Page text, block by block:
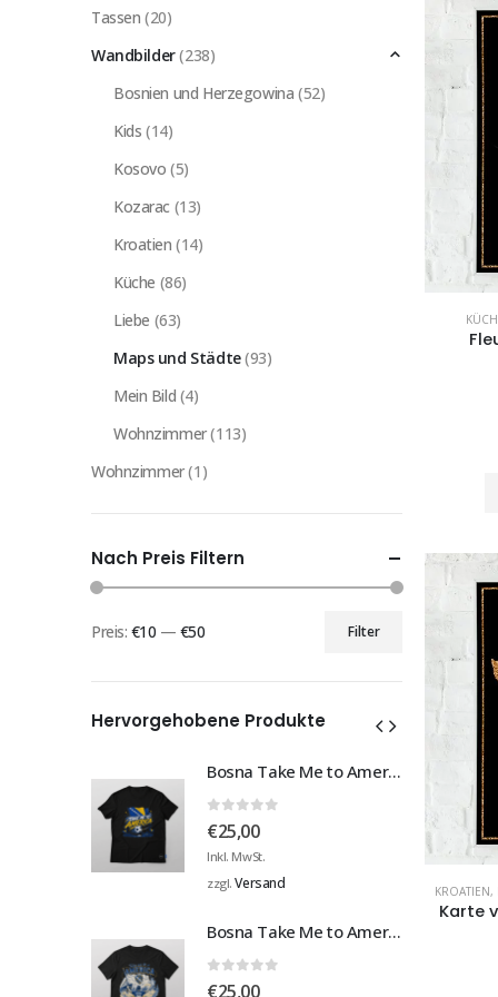
KROATIEN,
Karte
Tassen (20)
Wandbilder(238)
Bosnien und Herzegowina (52)
Kids (14)
Kosovo (5)
Kozarac (13)
Kroatien (14)
Küche (86)
Liebe (63)
Maps und Städte(93)
Mein Bild (4)
Wohnzimmer(113)
Wohnzimmer(1)
Nach Preis Filtern
Preis
Preis
Filter
Preis: €10 — €50
Hervorgehobene Produkte
Bosna Take Me to America Navijačka Majica 3
0von 5
€25,00
Inkl. MwSt.
zzgl.Versand
Bosna Take Me to America Navijačka Majica 4
0von 5